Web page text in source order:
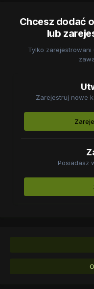
Chcesz dodać
lub
Tylko
Zarejestruj nowe
Posiadasz